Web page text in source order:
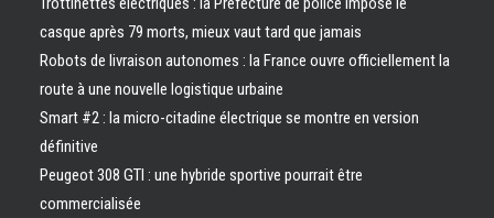
casque après 79 morts, mieux vaut tard que jamais
Robots de livraison autonomes : la France ouvre officiellement la
route à une nouvelle logistique urbaine
Smart #2 : la micro-citadine électrique se montre en version
définitive
Peugeot 308 GTI : une hybride sportive pourrait être
commercialisée